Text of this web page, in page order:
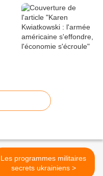
Les programmes militaires
secrets ukrainiens >